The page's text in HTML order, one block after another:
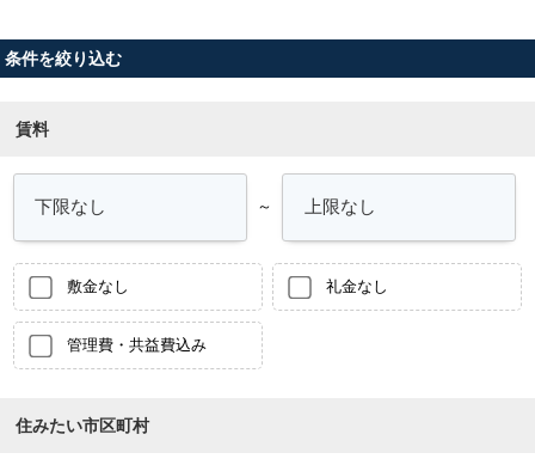
条件を絞り込む
賃料
～
敷金なし 礼金なし
管理費・共益費込み
住みたい市区町村